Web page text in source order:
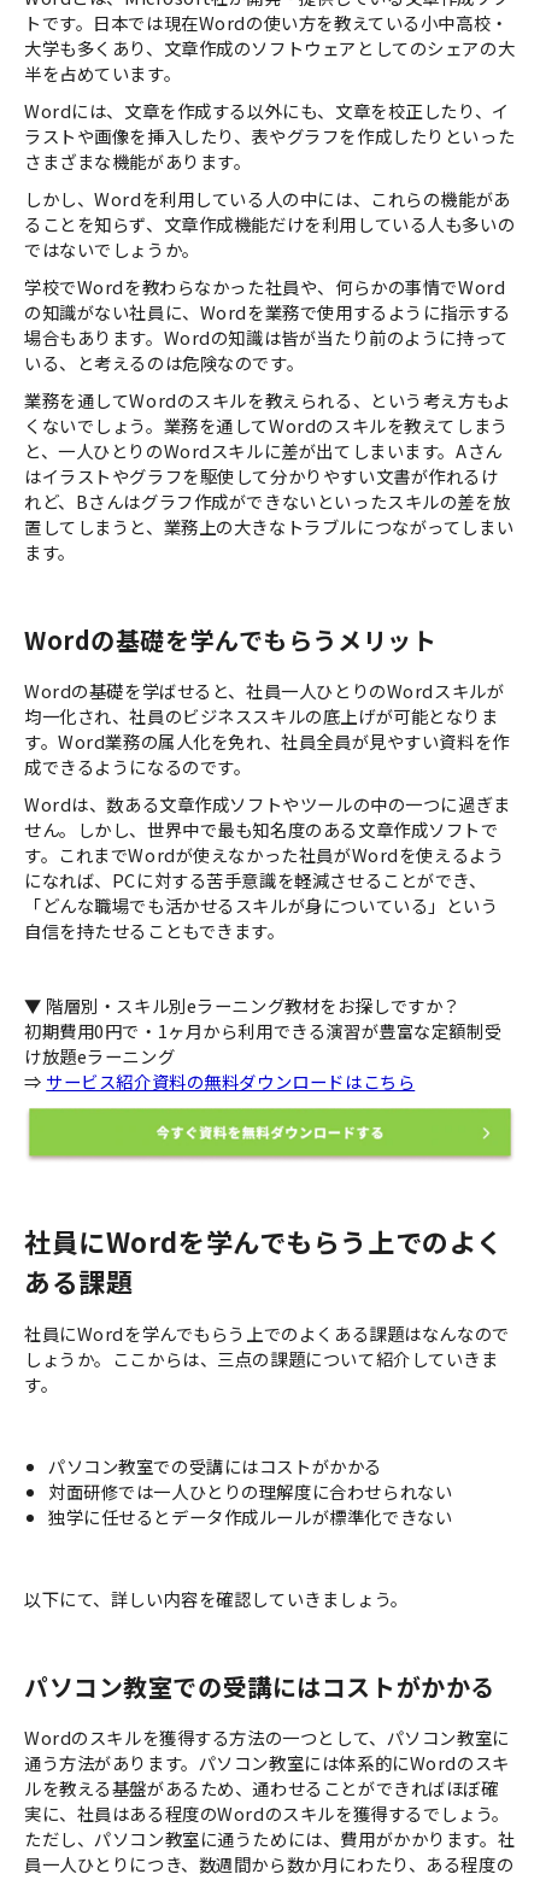
トです。日本では現在Wordの使い方を教えている小中高校・
大学も多くあり、文章作成のソフトウェアとしてのシェアの大
半を占めています。
Wordには、文章を作成する以外にも、文章を校正したり、イ
ラストや画像を挿入したり、表やグラフを作成したりといった
さまざまな機能があります。
しかし、Wordを利用している人の中には、これらの機能があ
ることを知らず、文章作成機能だけを利用している人も多いの
ではないでしょうか。
学校でWordを教わらなかった社員や、何らかの事情でWord
の知識がない社員に、Wordを業務で使用するように指示する
場合もあります。Wordの知識は皆が当たり前のように持って
いる、と考えるのは危険なのです。
業務を通してWordのスキルを教えられる、という考え方もよ
くないでしょう。業務を通してWordのスキルを教えてしまう
と、一人ひとりのWordスキルに差が出てしまいます。Aさん
はイラストやグラフを駆使して分かりやすい文書が作れるけ
れど、Bさんはグラフ作成ができないといったスキルの差を放
置してしまうと、業務上の大きなトラブルにつながってしまい
ます。
Wordの基礎を学んでもらうメリット
Wordの基礎を学ばせると、社員一人ひとりのWordスキルが
均一化され、社員のビジネススキルの底上げが可能となりま
す。Word業務の属人化を免れ、社員全員が見やすい資料を作
成できるようになるのです。
Wordは、数ある文章作成ソフトやツールの中の一つに過ぎま
せん。しかし、世界中で最も知名度のある文章作成ソフトで
す。これまでWordが使えなかった社員がWordを使えるよう
になれば、PCに対する苦手意識を軽減させることができ、
「どんな職場でも活かせるスキルが身についている」という
自信を持たせることもできます。
▼ 階層別・スキル別eラーニング教材をお探しですか？
初期費用0円で・1ヶ月から利用できる演習が豊富な定額制受
け放題eラーニング
⇒ サービス紹介資料の無料ダウンロードはこちら
社員にWordを学んでもらう上でのよく
ある課題
社員にWordを学んでもらう上でのよくある課題はなんなので
しょうか。ここからは、三点の課題について紹介していきま
す。
パソコン教室での受講にはコストがかかる
対面研修では一人ひとりの理解度に合わせられない
独学に任せるとデータ作成ルールが標準化できない
以下にて、詳しい内容を確認していきましょう。
パソコン教室での受講にはコストがかかる
Wordのスキルを獲得する方法の一つとして、パソコン教室に
通う方法があります。パソコン教室には体系的にWordのスキ
ルを教える基盤があるため、通わせることができればほぼ確
実に、社員はある程度のWordのスキルを獲得するでしょう。
ただし、パソコン教室に通うためには、費用がかかります。社
員一人ひとりにつき、数週間から数か月にわたり、ある程度の